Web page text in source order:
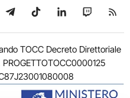
su WhatsApp
Seguici su Telegram
Seguici su TikTok
Seguici su
Seguici
TOCC Decreto Direttoriale